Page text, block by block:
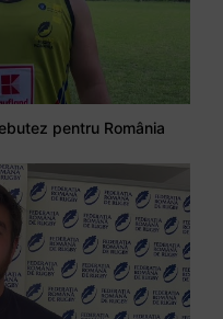
pentru România